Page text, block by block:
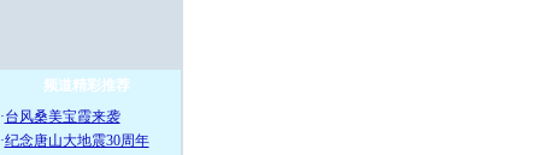
频道精彩推荐
·台风桑美宝霞来袭
·纪念唐山大地震30周年